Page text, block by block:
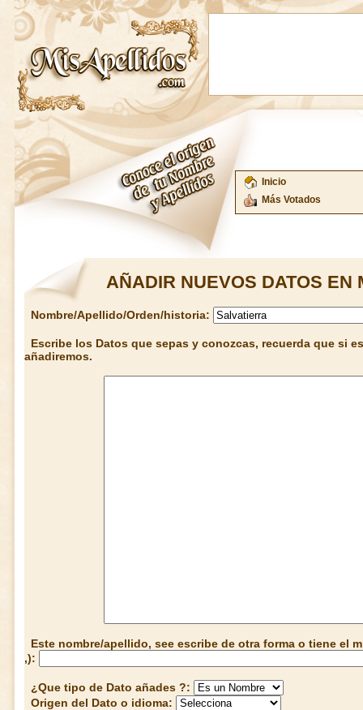
Inicio
Más Votados
AÑADIR NUEVOS DATOS EN
Nombre/Apellido/Orden/historia:
Escribe los Datos que sepas y conozcas, recuerda que si
añadiremos.
Este nombre/apellido, see escribe de otra forma o tiene el
,):
¿Que tipo de Dato añades ?:
Origen del Dato o idioma: